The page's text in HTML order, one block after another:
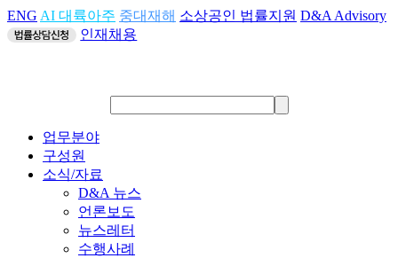
ENG AI 대륙아주 중대재해 소상공인 법률지원 D&A Advisory
인재채용
업무분야
구성원
소식/자료
D&A 뉴스
언론보도
뉴스레터
수행사례